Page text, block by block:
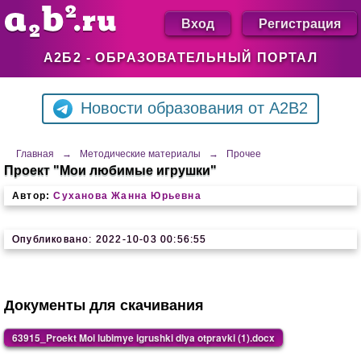
А2Б2 - ОБРАЗОВАТЕЛЬНЫЙ ПОРТАЛ
Вход Регистрация
Новости образования от A2B2
Главная → Методические материалы → Прочее
Проект "Мои любимые игрушки"
Автор: Суханова Жанна Юрьевна
Опубликовано: 2022-10-03 00:56:55
Документы для скачивания
63915_Proekt Moi lubimye igrushki dlya otpravki (1).docx